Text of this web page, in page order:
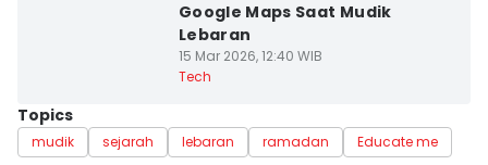
Google Maps Saat Mudik
Lebaran
15 Mar 2026, 12:40 WIB
Tech
Topics
mudik sejarah lebaran ramadan Educate me